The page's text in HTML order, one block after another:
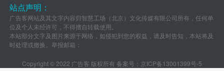
站点声明：
广告客网站及其文字内容归智慧工场（北京）文化传媒有限公司所有，任何单
位及个人未经许可，不得擅自转载使用。
本站部分文字及图片来源于网络，如侵犯到您的权益，请及时告知，本站将及
时处理或撤换。举报邮箱：
Copyright © 2022 广告客 版权所有 备案号： 京ICP备13001399号-5